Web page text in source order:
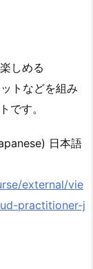
しめる
トなどを組み
です。
日本語
external/vie
practitioner-j